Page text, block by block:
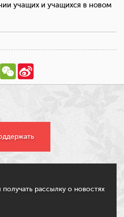
учащих и учащихся в новом
LinkedInWeChat
рассылку о новостях